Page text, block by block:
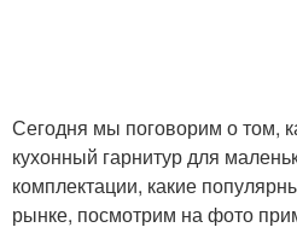
Сегодня мы поговорим о том,
кухонный гарнитур для
комплектации, какие
рынке, посмотрим на фото